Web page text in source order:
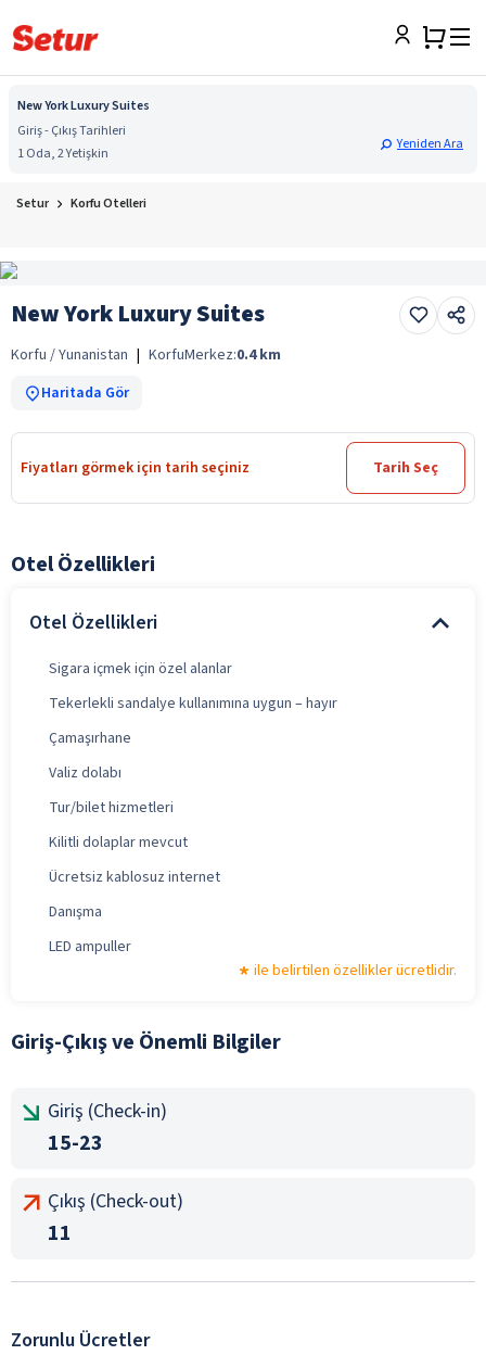
New York Luxury Suites
Giriş - Çıkış Tarihleri
1 Oda, 2 Yetişkin
Yeniden Ara
Setur Korfu Otelleri
New York Luxury Suites
Korfu / Yunanistan | KorfuMerkez:0.4 km
Haritada Gör
Fiyatları görmek için tarih seçiniz Tarih Seç
Otel Özellikleri
Otel Özellikleri
Sigara içmek için özel alanlar
Tekerlekli sandalye kullanımına uygun – hayır
Çamaşırhane
Valiz dolabı
Tur/bilet hizmetleri
Kilitli dolaplar mevcut
Ücretsiz kablosuz internet
Danışma
LED ampuller
ile belirtilen özellikler ücretlidir.
Giriş-Çıkış ve Önemli Bilgiler
Giriş (Check-in)
15-23
Çıkış (Check-out)
11
Zorunlu Ücretler